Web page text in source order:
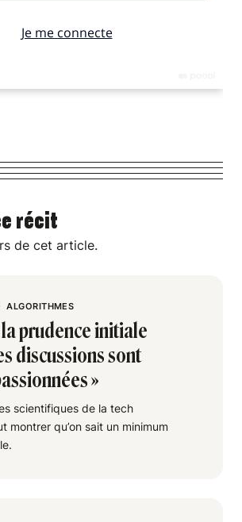
récit
de cet article.
ALGORITHMES
prudence initiale
discussions sont
»
scientifiques de la tech
montrer qu’on sait un minimum